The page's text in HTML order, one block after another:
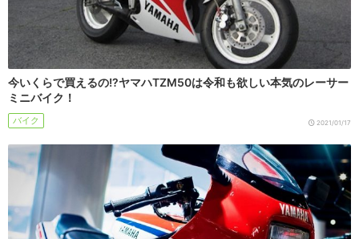
今いくらで買えるの!?ヤマハTZM50は令和も欲しい本気のレーサー
ミニバイク！
バイク 2021/01/17